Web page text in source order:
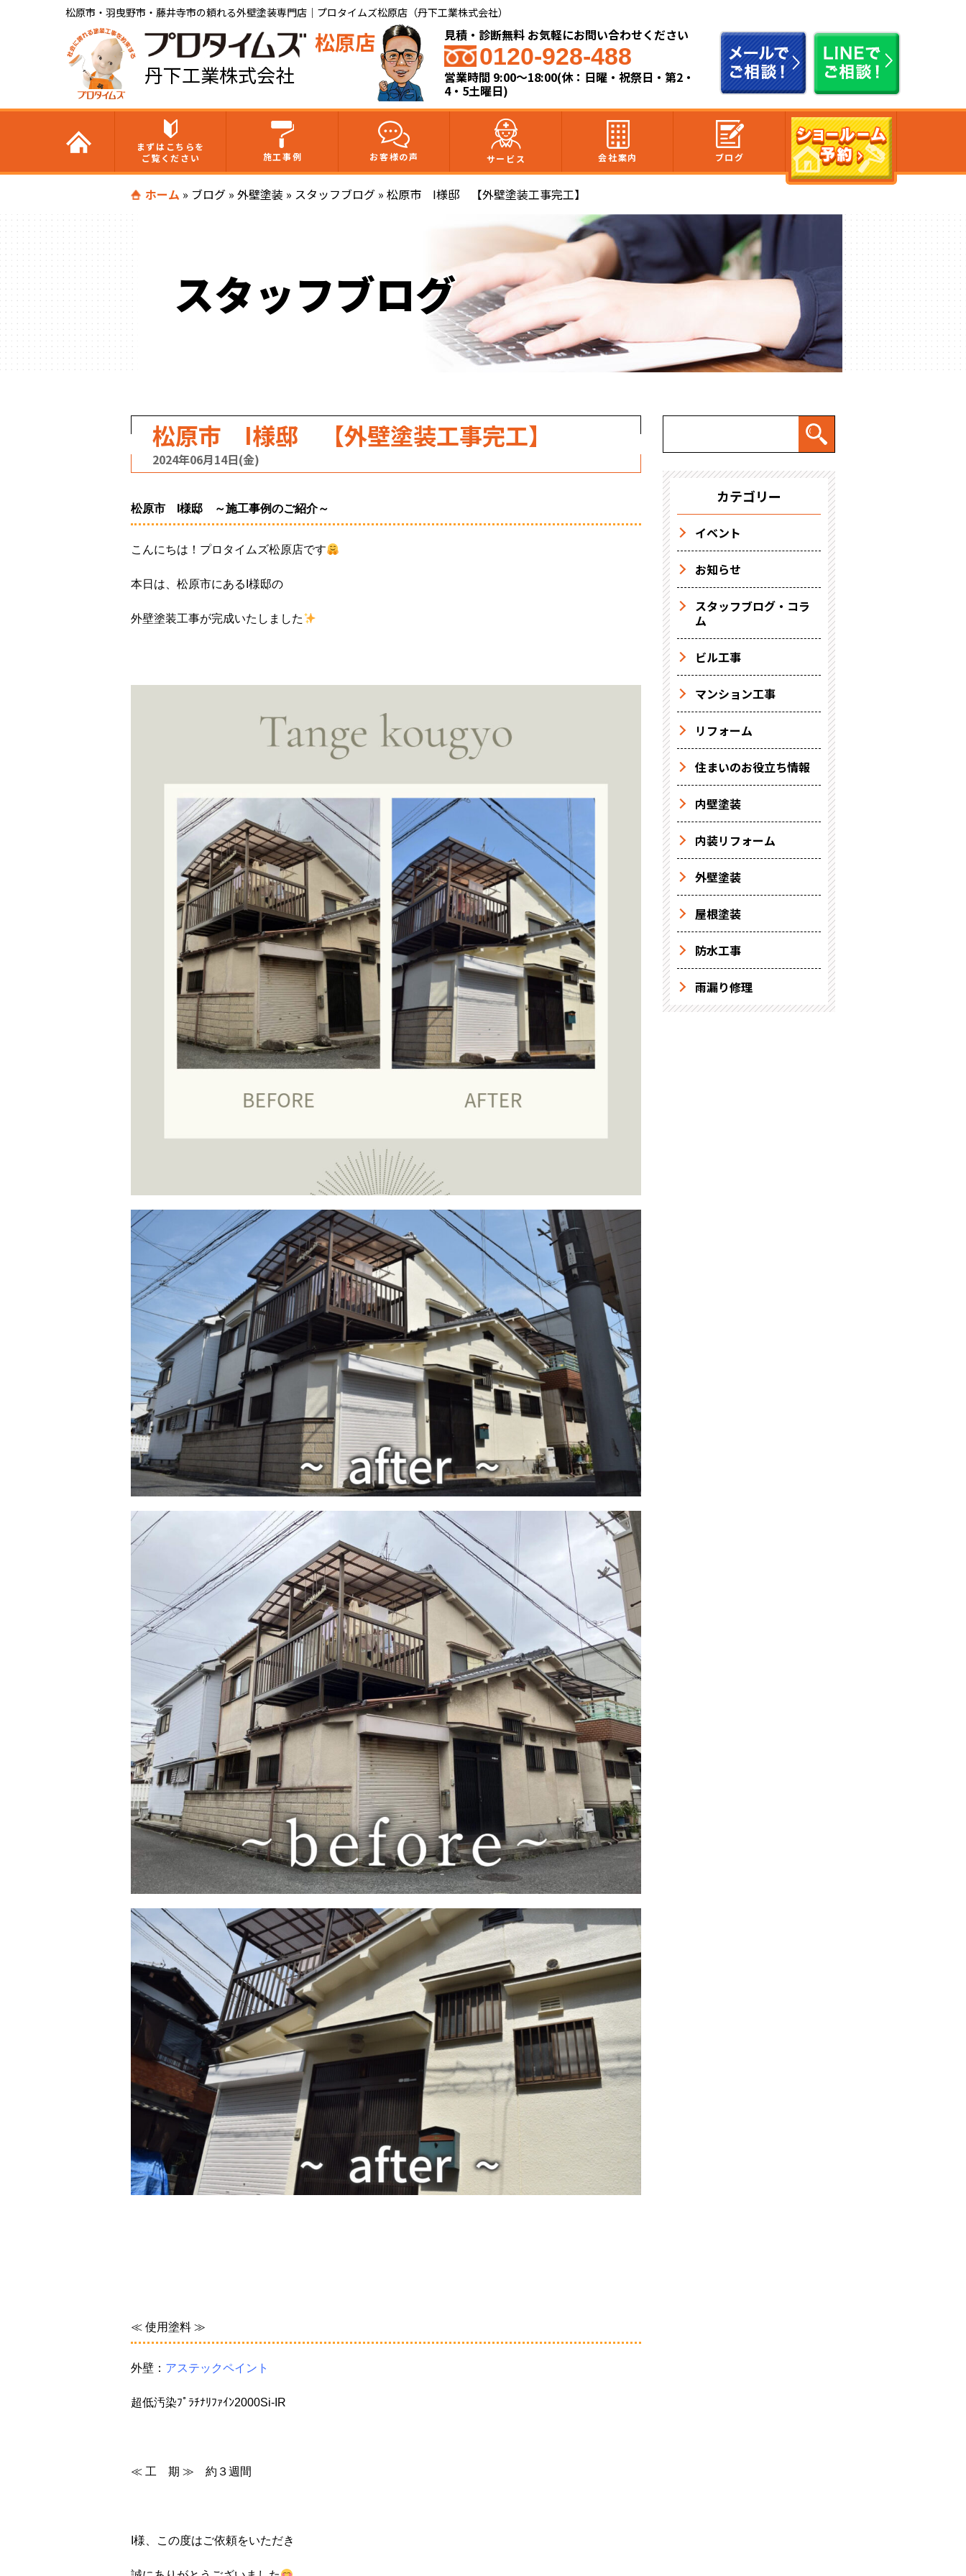
松原市・羽曳野市・藤井寺市の頼れる外壁塗装専門店｜プロタイムズ松原店（丹下工業株式会社）
松原店
丹下工業株式会社
見積・診断無料 お気軽にお問い合わせください
0120-928-488
営業時間 9:00～18:00(休：日曜・祝祭日・第2・
4・5土曜日)
まずはこちらを
ご覧ください
施工事例 お客様の声 サービス 会社案内 ブログ
ホーム » ブログ » 外壁塗装 » スタッフブログ » 松原市 I様邸 【外壁塗装工事完工】
スタッフブログ
松原市 I様邸 【外壁塗装工事完工】
2024年06月14日(金)
松原市 I様邸 ～施工事例のご紹介～
こんにちは！プロタイムズ松原店です
本日は、松原市にあるI様邸の
外壁塗装工事が完成いたしました
≪ 使用塗料 ≫
外壁： アステックペイント
超低汚染ﾌﾟﾗﾁﾅﾘﾌｧｲﾝ2000Si-IR
≪ 工 期 ≫ 約３週間
I様、この度はご依頼をいただき
カテゴリー
イベント
お知らせ
スタッフブログ・コラ
ム
ビル工事
マンション工事
リフォーム
住まいのお役立ち情報
内壁塗装
内装リフォーム
外壁塗装
屋根塗装
防水工事
雨漏り修理